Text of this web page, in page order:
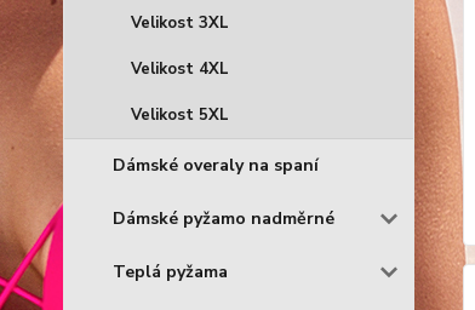
Velikost 3XL
Velikost 4XL
Velikost 5XL
Dámské overaly na spaní
Dámské pyžamo nadměrné
Teplá pyžama